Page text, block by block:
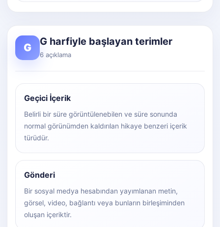
G G harfiyle başlayan terimler
6 açıklama
Geçici İçerik
Belirli bir süre görüntülenebilen ve süre sonunda
normal görünümden kaldırılan hikaye benzeri içerik
türüdür.
Gönderi
Bir sosyal medya hesabından yayımlanan metin,
görsel, video, bağlantı veya bunların birleşiminden
oluşan içeriktir.